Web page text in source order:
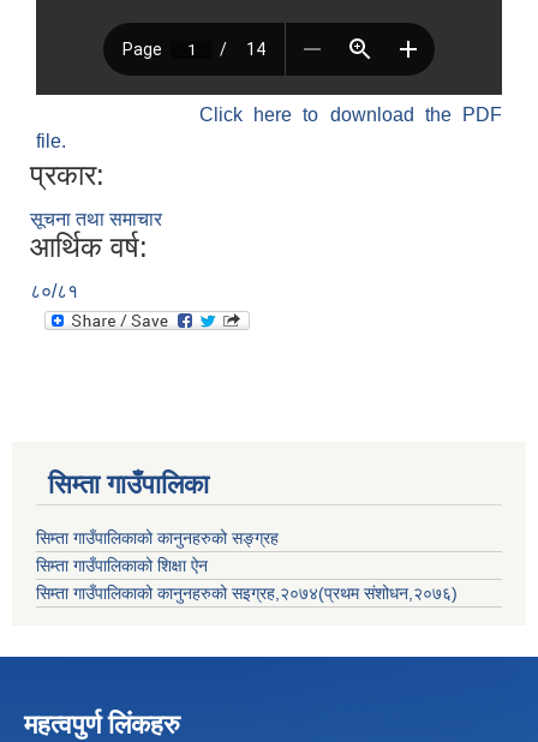
Click here to download the PDF
file.
प्रकार:
सूचना तथा समाचार
आर्थिक वर्ष:
८०/८१
सिम्ता गाउँपालिका
सिम्ता गाउँपालिकाको कानुनहरुको सङ्ग्रह
सिम्ता गाउँपालिकाको शिक्षा ऐन
सिम्ता गाउँपालिकाको कानुनहरुको सइग्रह,२०७४(प्रथम संशोधन,२०७६)
महत्वपुर्ण लिंकहरु